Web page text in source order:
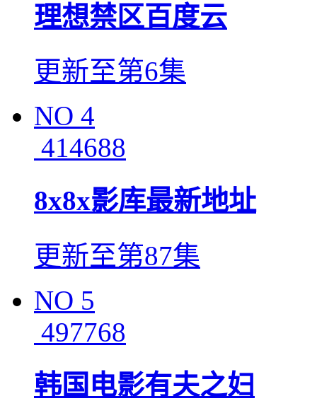
理想禁区百度云
更新至第6集
NO 4
414688
8x8x影库最新地址
更新至第87集
NO 5
497768
韩国电影有夫之妇